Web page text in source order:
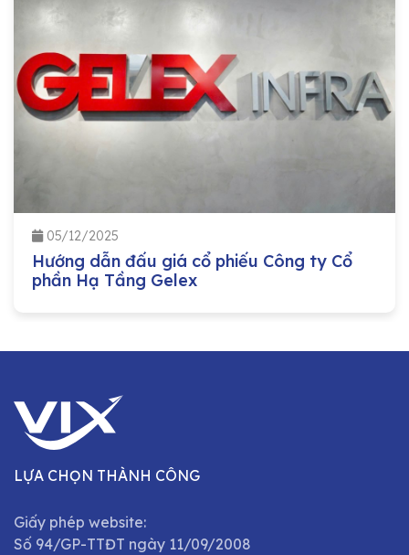
05/12/2025
Hướng dẫn đấu giá cổ phiếu Công ty Cổ
phần Hạ Tầng Gelex
LỰA CHỌN THÀNH CÔNG
Giấy phép website:
Số 94/GP-TTĐT ngày 11/09/2008